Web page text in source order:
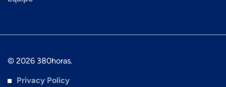
Privacy Policy
© 2026 380horas.